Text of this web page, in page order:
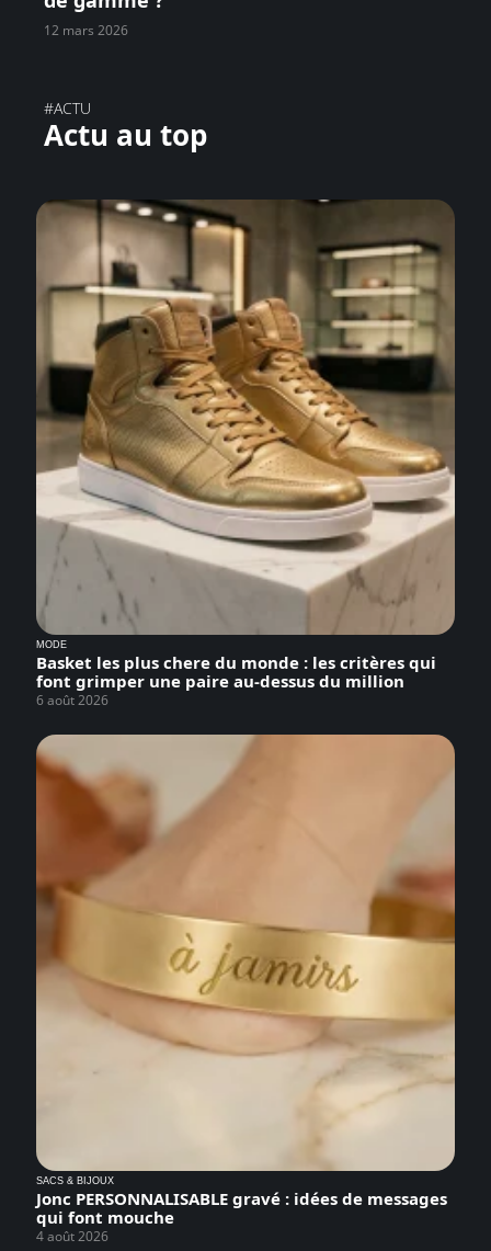
12 mars 2026
#ACTU
Actu au top
MODE
Basket les plus chere du monde : les critères qui
font grimper une paire au-dessus du million
6 août 2026
SACS & BIJOUX
Jonc PERSONNALISABLE gravé : idées de messages
qui font mouche
4 août 2026